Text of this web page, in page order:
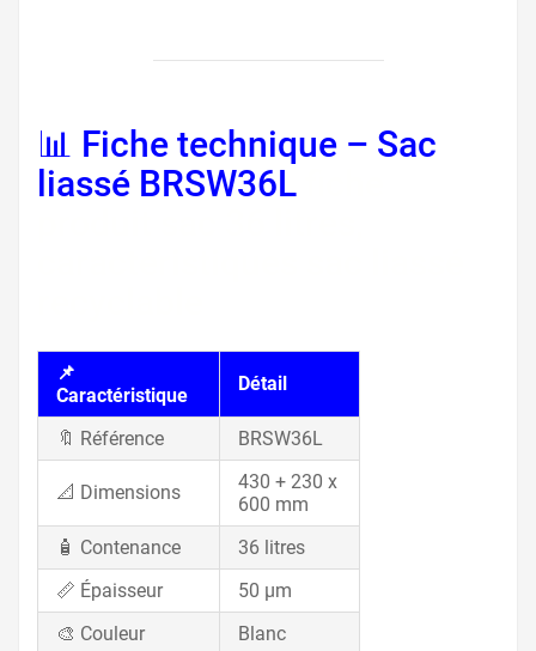
📊 Fiche technique – Sac
liassé BRSW36L
📌
Caractéristique
Détail
🔖 Référence BRSW36L
📐 Dimensions
430 + 230 x
600 mm
🧴 Contenance
36 litres
📏 Épaisseur
50 µm
🎨 Couleur
Blanc